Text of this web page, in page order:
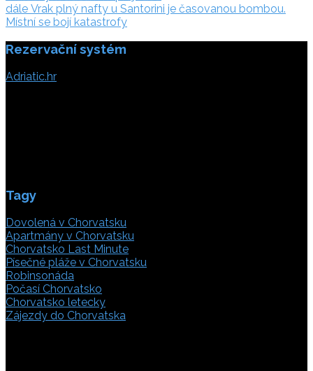
pro
příspěvek
dále dále:
Vrak plný nafty u Santorini je časovanou bombou.
Místní se bojí katastrofy
Rezervační systém
Adriatic.hr
Tagy
Dovolená v Chorvatsku
Apartmány v Chorvatsku
Chorvatsko Last Minute
Písečné pláže v Chorvatsku
Robinsonáda
Počasí Chorvatsko
Chorvatsko letecky
Zájezdy do Chorvatska